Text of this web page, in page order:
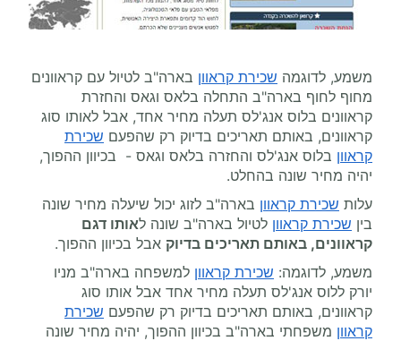
משמע, לדוגמה שכירת קראוון בארה"ב לטיול עם קראוונים
מחוף לחוף בארה"ב התחלה בלאס וגאס והחזרת
קראוונים בלוס אנג'לס תעלה מחיר אחד, אבל לאותו סוג
קראוונים, באותם תאריכים בדיוק רק שהפעם שכירת
קראוון בלוס אנג'לס והחזרה בלאס וגאס - בכיוון ההפוך,
יהיה מחיר שונה בהחלט.
עלות שכירת קראוון בארה"ב לזוג יכול שיעלה מחיר שונה
בין שכירת קראוון לטיול בארה"ב שונה לאותו דגם
קראוונים, באותם תאריכים בדיוק אבל בכיוון ההפוך.
משמע, לדוגמה: שכירת קראוון למשפחה בארה"ב מניו
יורק ללוס אנג'לס תעלה מחיר אחד אבל אותו סוג
קראוונים, באותם תאריכים בדיוק רק שהפעם שכירת
קראוון משפחתי בארה"ב בכיוון ההפוך, יהיה מחיר שונה